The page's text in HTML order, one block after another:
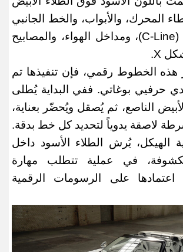
المحرك، والأبواب، والخط الجانبي
(C-Line)
، ومداخل الهواء، والمصابيح
الخطوط رقمي، فإن تنفيذها تم
حرفيي بوغاتي. ففي البداية يُطلى
الناصع، ثم يُصقل ويُحضّر بعناية،
لاصقة يدوياً لتحديد كل خط بدقة.
الهيكل، يُرش الطلاء الأسود داخل
في عملية تتطلب مهارة
اعتمادها على الرسومات الرقمية